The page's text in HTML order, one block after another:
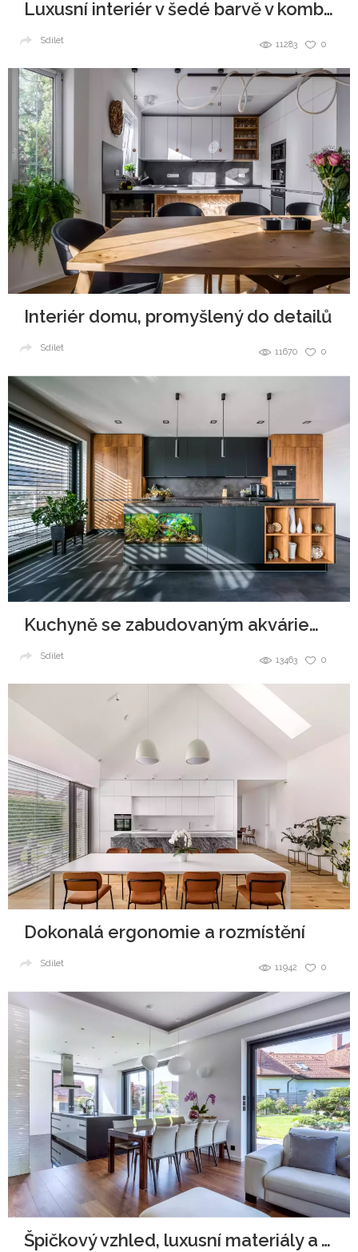
Luxusní interiér v šedé barvě v kombinaci se dřevem
0
11283
Sdílet
Interiér domu, promyšlený do detailů
0
11670
Sdílet
Kuchyně se zabudovaným akváriem v ostrůvku
0
13463
Sdílet
Dokonalá ergonomie a rozmístění
0
11942
Sdílet
Špičkový vzhled, luxusní materiály a všudypřítomná elegance.